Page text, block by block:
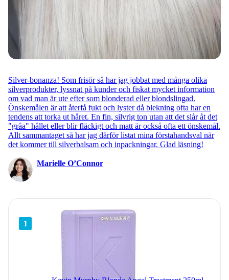
Silver-bonanza! Som frisör så har jag jobbat med många olika
silverprodukter, lyssnat på kunder och fiskat mycket information
om vad man är ute efter som blonderad eller blondslingad.
Önskemålen är att återfå fukt och lyster då blekning ofta har en
tendens att torka ut håret. En fin, silvrig ton utan att det slår åt det
"gråa" hållet eller blir fläckigt och matt är också ofta ett önskemål.
Allt sammantaget så har jag därför listat mina förstahandsval när
det kommer till silverbalsam och inpackningar. Glad läsning!
Marielle O’Connor
1